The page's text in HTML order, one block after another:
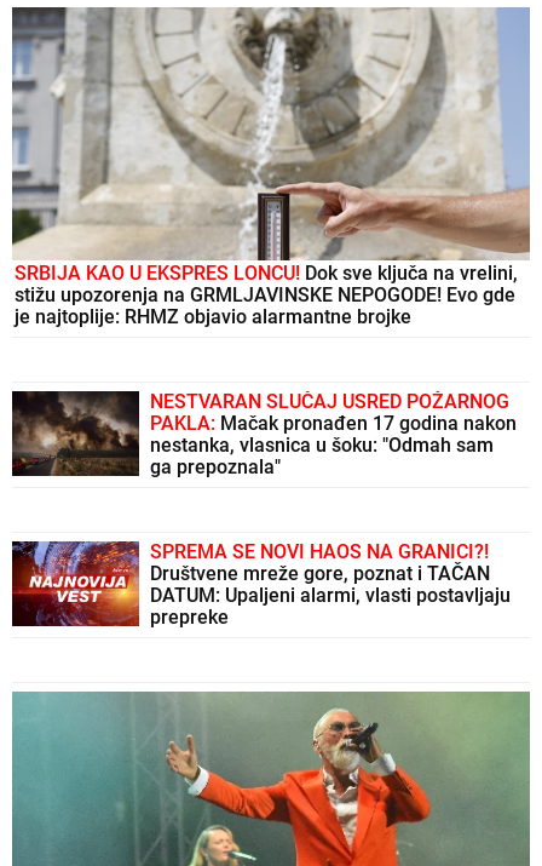
SRBIJA KAO U EKSPRES LONCU! Dok sve ključa na vrelini,
stižu upozorenja na GRMLJAVINSKE NEPOGODE! Evo gde
je najtoplije: RHMZ objavio alarmantne brojke
NESTVARAN SLUČAJ USRED POŽARNOG
PAKLA: Mačak pronađen 17 godina nakon
nestanka, vlasnica u šoku: "Odmah sam
ga prepoznala"
SPREMA SE NOVI HAOS NA GRANICI?!
Društvene mreže gore, poznat i TAČAN
DATUM: Upaljeni alarmi, vlasti postavljaju
prepreke